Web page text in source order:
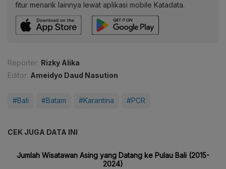
fitur menarik lainnya lewat aplikasi mobile Katadata.
Reporter: Rizky Alika
Editor: Ameidyo Daud Nasution
#Bali #Batam #Karantina #PCR
CEK JUGA DATA INI